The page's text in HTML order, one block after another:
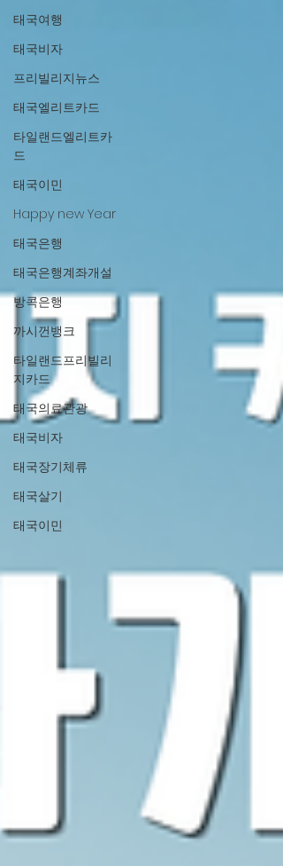
태국여행
태국비자
프리빌리지뉴스
태국엘리트카드
타일랜드엘리트카
드
태국이민
Happy new Year
태국은행
태국은행계좌개설
방콕은행
까시껀뱅크
타일랜드프리빌리
지카드
태국의료관광
태국비자
태국장기체류
태국살기
태국이민